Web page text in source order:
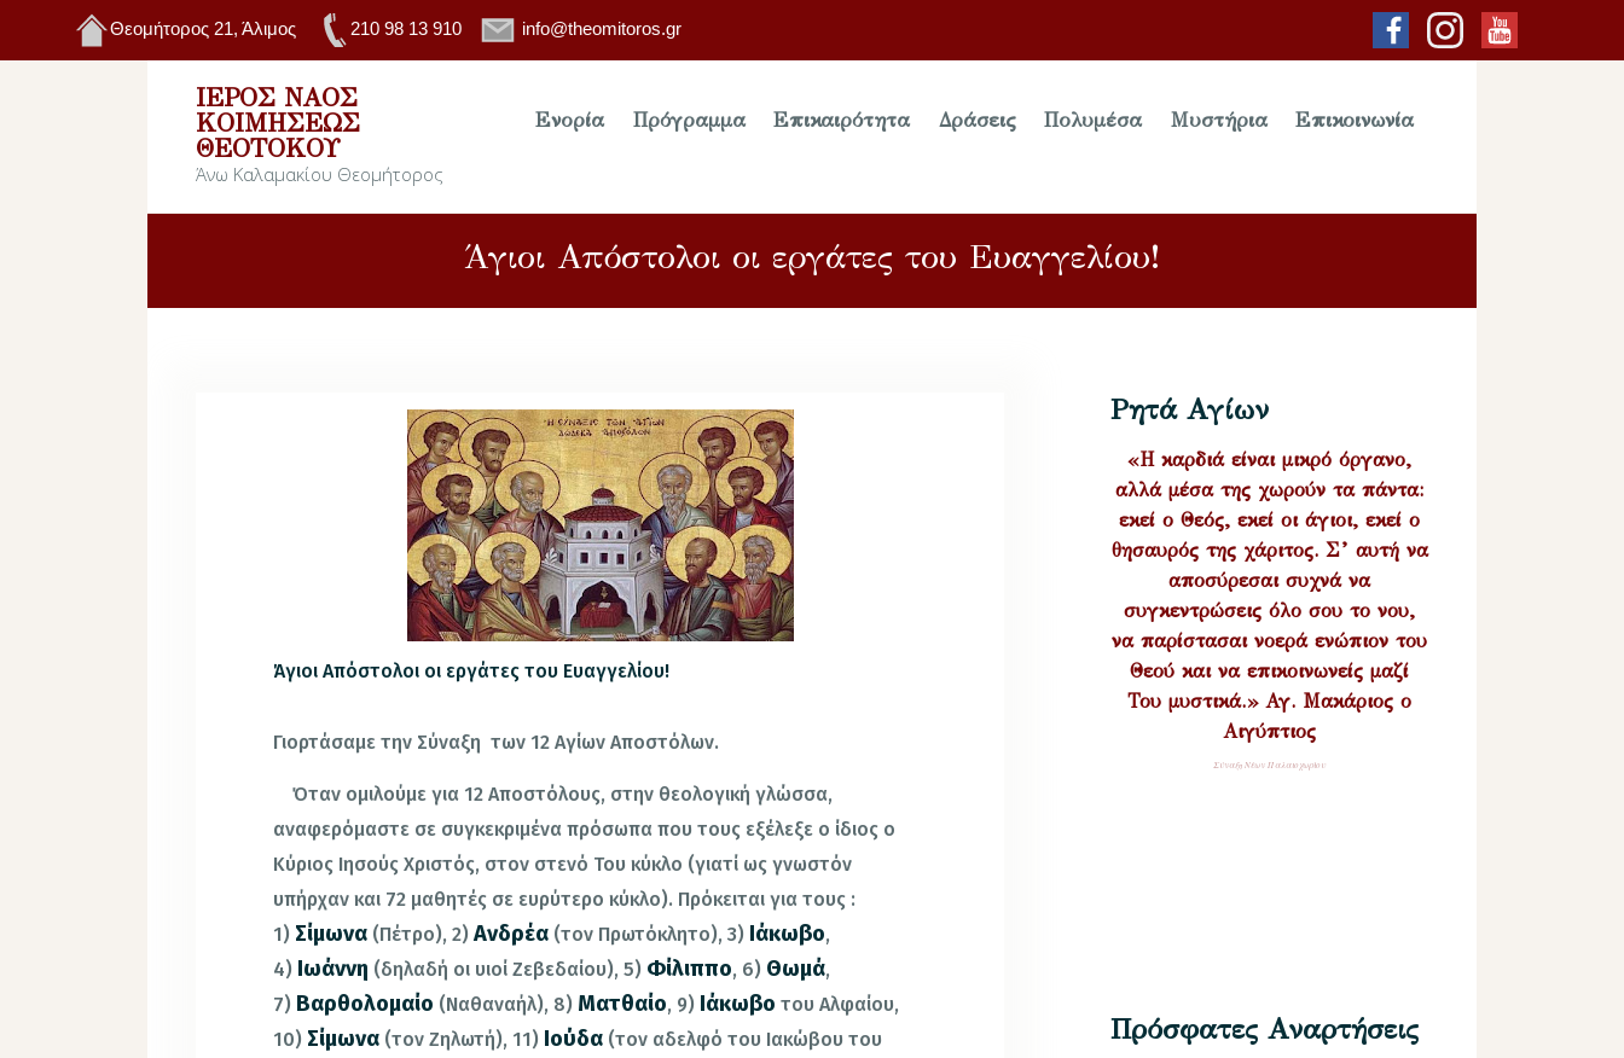
Θεομήτορος 21, Άλιμος 210 98 13 910 info@theomitoros.gr
ΙΕΡΌΣ ΝΑΌΣ
ΚΟΙΜΉΣΕΩΣ
ΘΕΟΤΌΚΟΥ
Άνω Καλαμακίου Θεομήτορος
Ενορία Πρόγραμμα Επικαιρότητα Δράσεις Πολυμέσα Μυστήρια Επικοινωνία
Άγιοι Απόστολοι οι εργάτες του Ευαγγελίου!
Άγιοι Απόστολοι οι εργάτες του Ευαγγελίου!
Γιορτάσαμε την Σύναξη των 12 Αγίων Αποστόλων.
Όταν ομιλούμε για 12 Αποστόλους, στην θεολογική γλώσσα,
αναφερόμαστε σε συγκεκριμένα πρόσωπα που τους εξέλεξε ο ίδιος ο
Κύριος Ιησούς Χριστός, στον στενό Του κύκλο (γιατί ως γνωστόν
υπήρχαν και 72 μαθητές σε ευρύτερο κύκλο). Πρόκειται για τους :
1) Σίμωνα (Πέτρο), 2) Ανδρέα (τον Πρωτόκλητο), 3) Ιάκωβο,
4) Ιωάννη (δηλαδή οι υιοί Ζεβεδαίου), 5) Φίλιππο, 6) Θωμά,
7) Βαρθολομαίο (Ναθαναήλ), 8) Ματθαίο, 9) Ιάκωβο του Αλφαίου,
10) Σίμωνα (τον Ζηλωτή), 11) Ιούδα (τον αδελφό του Ιακώβου του
Ρητά Αγίων
«Η καρδιά είναι μικρό όργανο,
αλλά μέσα της χωρούν τα πάντα:
εκεί ο Θεός, εκεί οι άγιοι, εκεί ο
θησαυρός της χάριτος. Σ’ αυτή να
αποσύρεσαι συχνά να
συγκεντρώσεις όλο σου το νου,
να παρίστασαι νοερά ενώπιον του
Θεού και να επικοινωνείς μαζί
Του μυστικά.» Αγ. Μακάριος ο
Αιγύπτιος
Σύναξη Νέων Παλαιοχωρίου
Πρόσφατες Αναρτήσεις